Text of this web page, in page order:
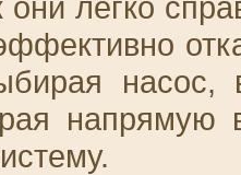
напрямую